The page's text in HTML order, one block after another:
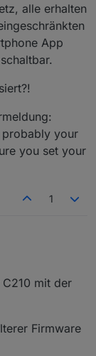
alle erhalten
App
your
you set your
1
RPi 4 in
Problem
und die
Status zB. an
mit der
Firmware